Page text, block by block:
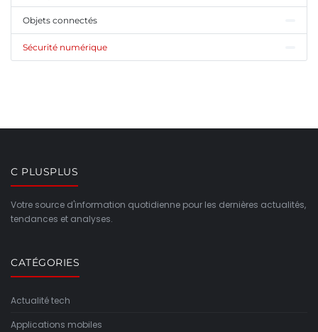
Objets connectés
Sécurité numérique
C PLUSPLUS
Votre source d'information quotidienne pour les dernières actualités,
tendances et analyses.
CATÉGORIES
Actualité tech
Applications mobiles